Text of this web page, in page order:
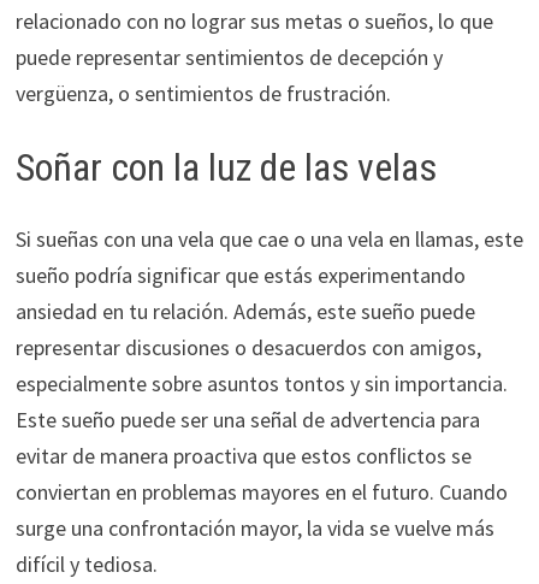
relacionado con no lograr sus metas o sueños, lo que
puede representar sentimientos de decepción y
vergüenza, o sentimientos de frustración.
Soñar con la luz de las velas
Si sueñas con una vela que cae o una vela en llamas, este
sueño podría significar que estás experimentando
ansiedad en tu relación. Además, este sueño puede
representar discusiones o desacuerdos con amigos,
especialmente sobre asuntos tontos y sin importancia.
Este sueño puede ser una señal de advertencia para
evitar de manera proactiva que estos conflictos se
conviertan en problemas mayores en el futuro. Cuando
surge una confrontación mayor, la vida se vuelve más
difícil y tediosa.